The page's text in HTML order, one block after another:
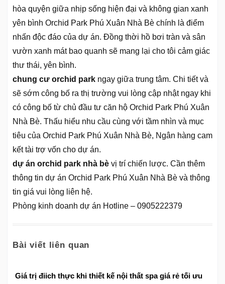
hòa quyện giữa nhịp sống hiện đại và không gian xanh
yên bình Orchid Park Phú Xuân Nhà Bè chính là điểm
nhấn độc đáo của dự án. Đồng thời hồ bơi tràn và sân
vườn xanh mát bao quanh sẽ mang lại cho tôi cảm giác
thư thái, yên bình.
chung cư orchid park ngay giữa trung tâm. Chi tiết và
sẽ sớm công bố ra thị trường vui lòng cập nhật ngay khi
có công bố từ chủ đầu tư căn hộ Orchid Park Phú Xuân
Nhà Bè. Thấu hiểu nhu cầu cùng với tầm nhìn và mục
tiêu của Orchid Park Phú Xuân Nhà Bè, Ngân hàng cam
kết tài trợ vốn cho dự án.
dự án orchid park nhà bè vị trí chiến lược. Cần thêm
thông tin dự án Orchid Park Phú Xuân Nhà Bè và thông
tin giá vui lòng liên hệ.
Phòng kinh doanh dự án Hotline – 0905222379
Bài viết liên quan
Giá trị điich thực khi thiết kế nội thất spa giá rẻ tối ưu